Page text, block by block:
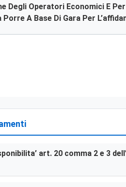
Degli Operatori Economici E
Porre A Base Di Gara Per
art. 20 comma 2 e 3